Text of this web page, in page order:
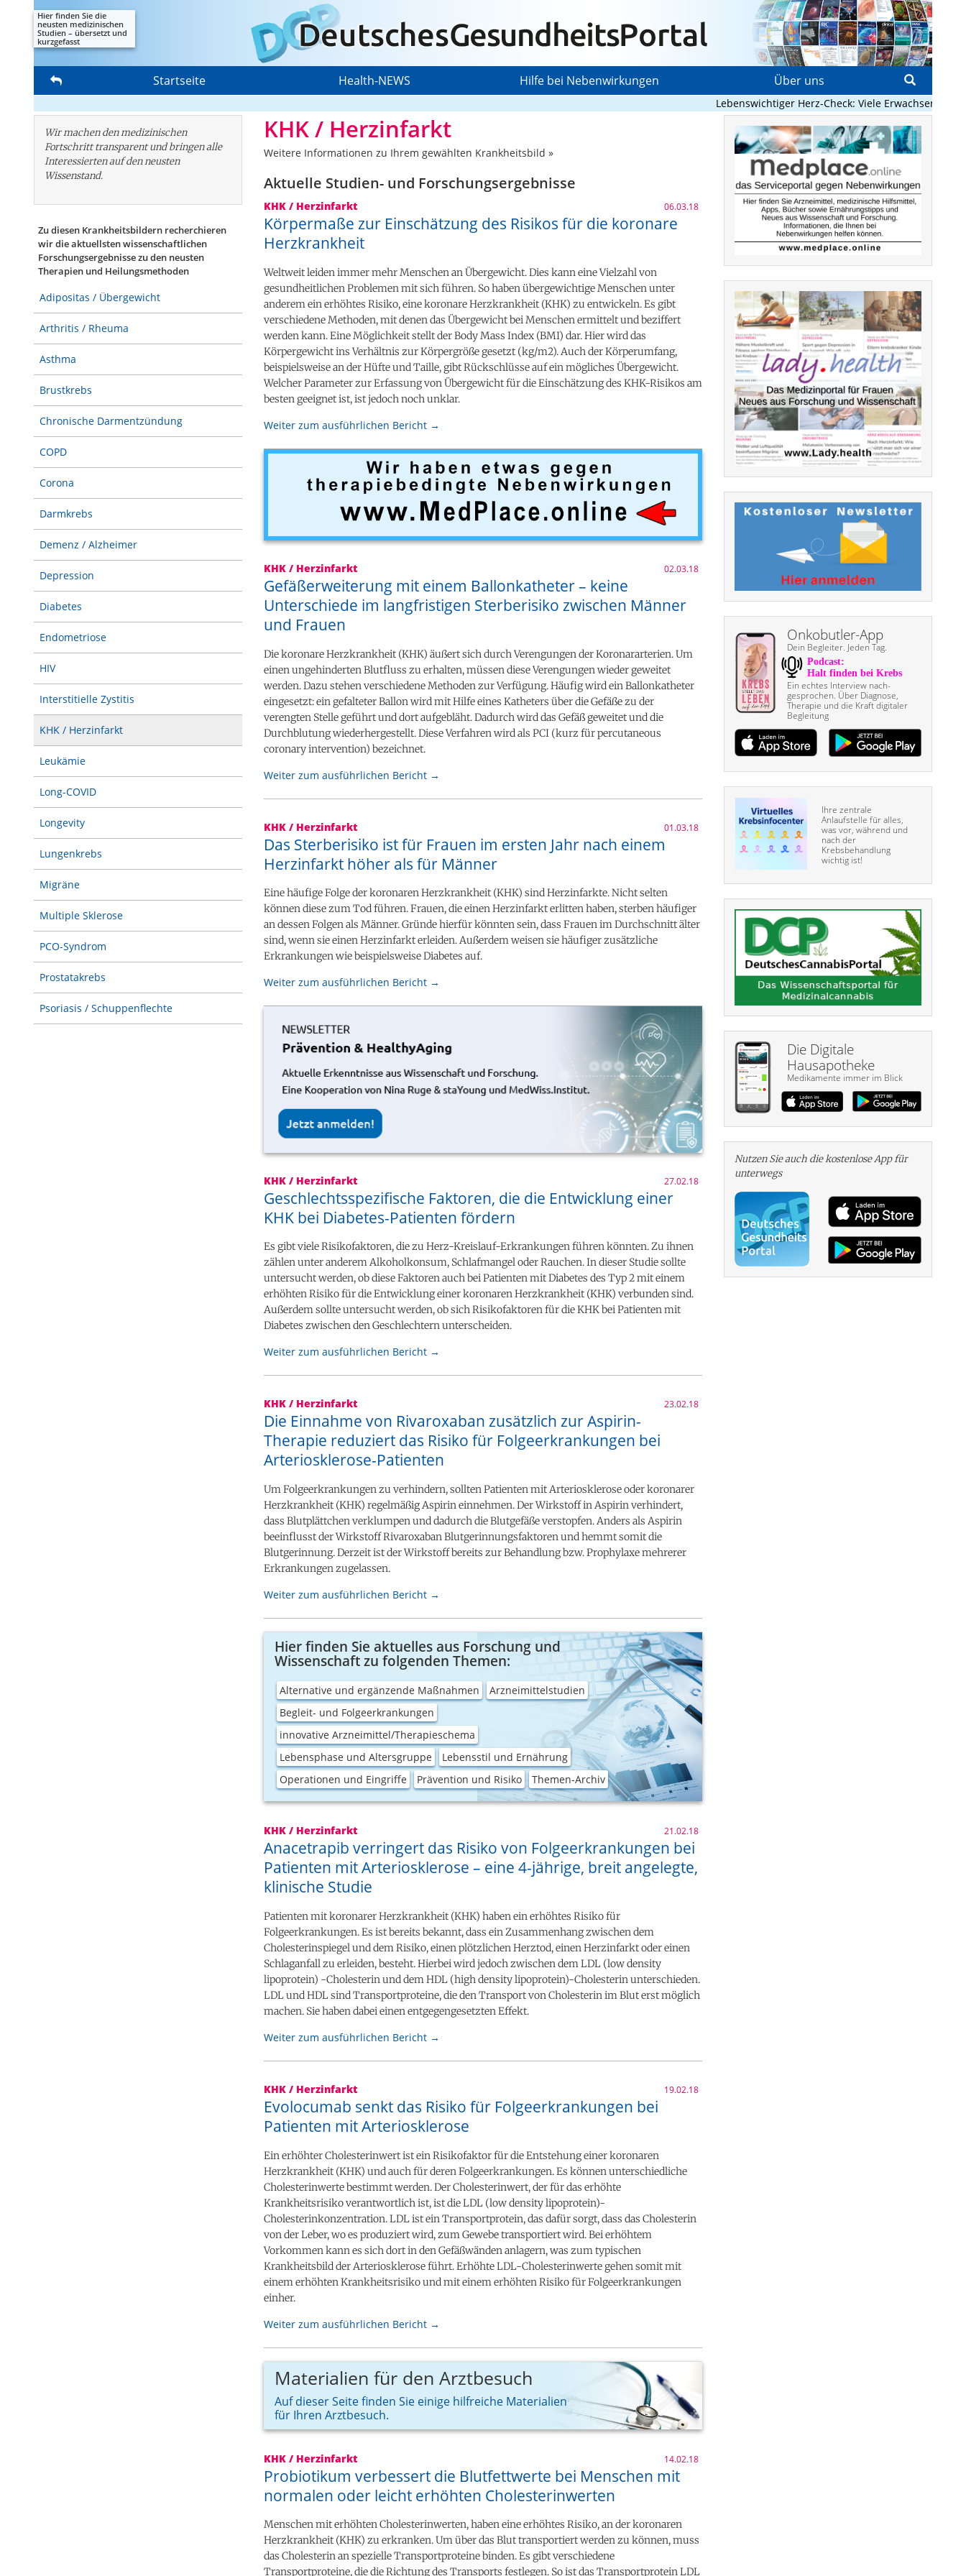
Hier finden Sie die
neusten medizinischen
Studien – übersetzt und
kurzgefasst
Startseite Health-NEWS Hilfe bei Nebenwirkungen Über uns
Lebenswichtiger Herz-Check: Viele Erwachsene mit
Wir machen den medizinischen
Fortschritt transparent und bringen alle
Interessierten auf den neusten
Wissenstand.
Zu diesen Krankheitsbildern recherchieren
wir die aktuellsten wissenschaftlichen
Forschungs­ergebnisse zu den neusten
Therapien und Heilungsmethoden
Adipositas / Übergewicht
Arthritis / Rheuma
Asthma
Brustkrebs
Chronische Darmentzündung
COPD
Corona
Darmkrebs
Demenz / Alzheimer
Depression
Diabetes
Endometriose
HIV
Interstitielle Zystitis
KHK / Herzinfarkt
Leukämie
Long-COVID
Longevity
Lungenkrebs
Migräne
Multiple Sklerose
PCO-Syndrom
Prostatakrebs
Psoriasis / Schuppenflechte
KHK / Herzinfarkt
Weitere Informationen zu Ihrem gewählten Krankheitsbild »
Aktuelle Studien- und Forschungs­ergebnisse
KHK / Herzinfarkt 06.03.18
Körpermaße zur Einschätzung des Risikos für die koronare
Herzkrankheit
Weltweit leiden immer mehr Menschen an Übergewicht. Dies kann eine Vielzahl von
gesundheitlichen Problemen mit sich führen. So haben übergewichtige Menschen unter
anderem ein erhöhtes Risiko, eine koronare Herzkrankheit (KHK) zu entwickeln. Es gibt
verschiedene Methoden, mit denen das Übergewicht bei Menschen ermittelt und beziffert
werden kann. Eine Möglichkeit stellt der Body Mass Index (BMI) dar. Hier wird das
Körpergewicht ins Verhältnis zur Körpergröße gesetzt (kg/m2). Auch der Körperumfang,
beispielsweise an der Hüfte und Taille, gibt Rückschlüsse auf ein mögliches Übergewicht.
Welcher Parameter zur Erfassung von Übergewicht für die Einschätzung des KHK-Risikos am
besten geeignet ist, ist jedoch noch unklar.
Weiter zum ausführlichen Bericht →
KHK / Herzinfarkt 02.03.18
Gefäßerweiterung mit einem Ballonkatheter – keine
Unterschiede im langfristigen Sterberisiko zwischen Männer
und Frauen
Die koronare Herzkrankheit (KHK) äußert sich durch Verengungen der Koronararterien. Um
einen ungehinderten Blutfluss zu erhalten, müssen diese Verengungen wieder geweitet
werden. Dazu stehen verschiedene Methoden zur Verfügung. Häufig wird ein Ballonkatheter
eingesetzt: ein gefalteter Ballon wird mit Hilfe eines Katheters über die Gefäße zu der
verengten Stelle geführt und dort aufgebläht. Dadurch wird das Gefäß geweitet und die
Durchblutung wiederhergestellt. Diese Verfahren wird als PCI (kurz für percutaneous
coronary intervention) bezeichnet.
Weiter zum ausführlichen Bericht →
KHK / Herzinfarkt 01.03.18
Das Sterberisiko ist für Frauen im ersten Jahr nach einem
Herzinfarkt höher als für Männer
Eine häufige Folge der koronaren Herzkrankheit (KHK) sind Herzinfarkte. Nicht selten
können diese zum Tod führen. Frauen, die einen Herzinfarkt erlitten haben, sterben häufiger
an dessen Folgen als Männer. Gründe hierfür könnten sein, dass Frauen im Durchschnitt älter
sind, wenn sie einen Herzinfarkt erleiden. Außerdem weisen sie häufiger zusätzliche
Erkrankungen wie beispielsweise Diabetes auf.
Weiter zum ausführlichen Bericht →
KHK / Herzinfarkt 27.02.18
Geschlechtsspezifische Faktoren, die die Entwicklung einer
KHK bei Diabetes-Patienten fördern
Es gibt viele Risikofaktoren, die zu Herz-Kreislauf-Erkrankungen führen könnten. Zu ihnen
zählen unter anderem Alkoholkonsum, Schlafmangel oder Rauchen. In dieser Studie sollte
untersucht werden, ob diese Faktoren auch bei Patienten mit Diabetes des Typ 2 mit einem
erhöhten Risiko für die Entwicklung einer koronaren Herzkrankheit (KHK) verbunden sind.
Außerdem sollte untersucht werden, ob sich Risikofaktoren für die KHK bei Patienten mit
Diabetes zwischen den Geschlechtern unterscheiden.
Weiter zum ausführlichen Bericht →
KHK / Herzinfarkt 23.02.18
Die Einnahme von Rivaroxaban zusätzlich zur Aspirin-
Therapie reduziert das Risiko für Folgeerkrankungen bei
Arteriosklerose-Patienten
Um Folgeerkrankungen zu verhindern, sollten Patienten mit Arteriosklerose oder koronarer
Herzkrankheit (KHK) regelmäßig Aspirin einnehmen. Der Wirkstoff in Aspirin verhindert,
dass Blutplättchen verklumpen und dadurch die Blutgefäße verstopfen. Anders als Aspirin
beeinflusst der Wirkstoff Rivaroxaban Blutgerinnungsfaktoren und hemmt somit die
Blutgerinnung. Derzeit ist der Wirkstoff bereits zur Behandlung bzw. Prophylaxe mehrerer
Erkrankungen zugelassen.
Weiter zum ausführlichen Bericht →
Hier finden Sie aktuelles aus Forschung und
Wissenschaft zu folgenden Themen:
Alternative und ergänzende Maßnahmen
Arzneimittelstudien
Begleit- und Folgeerkrankungen
innovative Arzneimittel/Therapieschema
Lebensphase und Altersgruppe
Lebensstil und Ernährung
Operationen und Eingriffe
Prävention und Risiko Themen-Archiv
KHK / Herzinfarkt 21.02.18
Anacetrapib verringert das Risiko von Folgeerkrankungen bei
Patienten mit Arteriosklerose – eine 4-jährige, breit angelegte,
klinische Studie
Patienten mit koronarer Herzkrankheit (KHK) haben ein erhöhtes Risiko für
Folgeerkrankungen. Es ist bereits bekannt, dass ein Zusammenhang zwischen dem
Cholesterinspiegel und dem Risiko, einen plötzlichen Herztod, einen Herzinfarkt oder einen
Schlaganfall zu erleiden, besteht. Hierbei wird jedoch zwischen dem LDL (low density
lipoprotein) -Cholesterin und dem HDL (high density lipoprotein)-Cholesterin unterschieden.
LDL und HDL sind Transportproteine, die den Transport von Cholesterin im Blut erst möglich
machen. Sie haben dabei einen entgegengesetzten Effekt.
Weiter zum ausführlichen Bericht →
KHK / Herzinfarkt 19.02.18
Evolocumab senkt das Risiko für Folgeerkrankungen bei
Patienten mit Arteriosklerose
Ein erhöhter Cholesterinwert ist ein Risikofaktor für die Entstehung einer koronaren
Herzkrankheit (KHK) und auch für deren Folgeerkrankungen. Es können unterschiedliche
Cholesterinwerte bestimmt werden. Der Cholesterinwert, der für das erhöhte
Krankheitsrisiko verantwortlich ist, ist die LDL (low density lipoprotein)-
Cholesterinkonzentration. LDL ist ein Transportprotein, das dafür sorgt, dass das Cholesterin
von der Leber, wo es produziert wird, zum Gewebe transportiert wird. Bei erhöhtem
Vorkommen kann es sich dort in den Gefäßwänden anlagern, was zum typischen
Krankheitsbild der Arteriosklerose führt. Erhöhte LDL-Cholesterinwerte gehen somit mit
einem erhöhten Krankheitsrisiko und mit einem erhöhten Risiko für Folgeerkrankungen
einher.
Weiter zum ausführlichen Bericht →
Materialien für den Arztbesuch
Auf dieser Seite finden Sie einige hilfreiche Materialien
für Ihren Arztbesuch.
KHK / Herzinfarkt 14.02.18
Probiotikum verbessert die Blutfettwerte bei Menschen mit
normalen oder leicht erhöhten Cholesterinwerten
Menschen mit erhöhten Cholesterinwerten, haben eine erhöhtes Risiko, an der koronaren
Herzkrankheit (KHK) zu erkranken. Um über das Blut transportiert werden zu können, muss
das Cholesterin an spezielle Transportproteine binden. Es gibt verschiedene
Transportproteine, die die Richtung des Transports festlegen. So ist das Transportprotein LDL
Onkobutler-App
Dein Begleiter. Jeden Tag.
Ein echtes Interview nach­
gesprochen. Über Diagnose,
Therapie und die Kraft digitaler
Begleitung
Ihre zentrale
Anlaufstelle für alles,
was vor, während und
nach der
Krebsbehandlung
wichtig ist!
Die Digitale
Hausapotheke
Medikamente immer im Blick
Nutzen Sie auch die kosten­lose App für
unterwegs